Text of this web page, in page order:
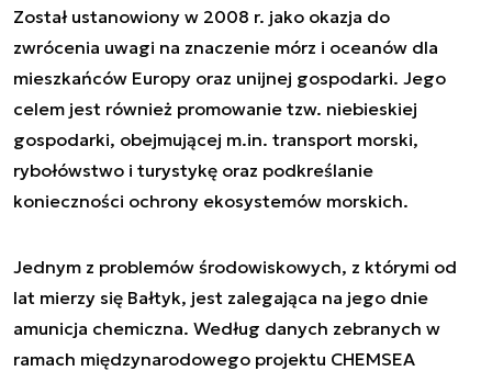
Został ustanowiony w 2008 r. jako okazja do
zwrócenia uwagi na znaczenie mórz i oceanów dla
mieszkańców Europy oraz unijnej gospodarki. Jego
celem jest również promowanie tzw. niebieskiej
gospodarki, obejmującej m.in. transport morski,
rybołówstwo i turystykę oraz podkreślanie
konieczności ochrony ekosystemów morskich.
Jednym z problemów środowiskowych, z którymi od
lat mierzy się Bałtyk, jest zalegająca na jego dnie
amunicja chemiczna. Według danych zebranych w
ramach międzynarodowego projektu CHEMSEA